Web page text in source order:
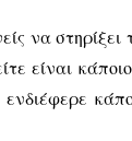
να στηρίξει
είναι